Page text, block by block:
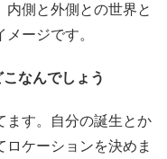
側と外側との世界と
ージです。
なんでしょう
ます。自分の誕生とか
ケーションを決めま